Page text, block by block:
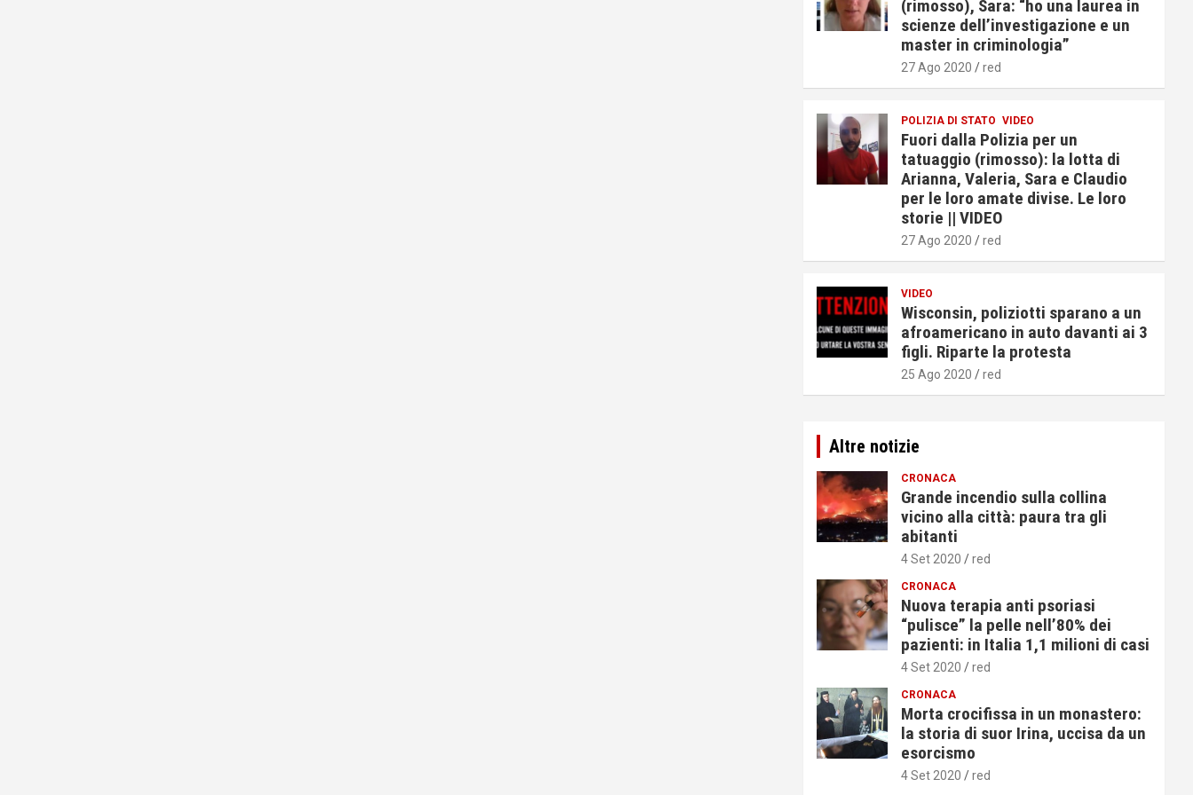
(rimosso), Sara: “ho una laurea in
scienze dell’investigazione e un
master in criminologia”
27 Ago 2020 red
POLIZIA DI STATO VIDEO
Fuori dalla Polizia per un
tatuaggio (rimosso): la lotta di
Arianna, Valeria, Sara e Claudio
per le loro amate divise. Le loro
storie || VIDEO
27 Ago 2020 red
VIDEO
Wisconsin, poliziotti sparano a un
afroamericano in auto davanti ai 3
figli. Riparte la protesta
25 Ago 2020 red
Altre notizie
CRONACA
Grande incendio sulla collina
vicino alla città: paura tra gli
abitanti
4 Set 2020 red
CRONACA
Nuova terapia anti psoriasi
“pulisce” la pelle nell’80% dei
pazienti: in Italia 1,1 milioni di casi
4 Set 2020 red
CRONACA
Morta crocifissa in un monastero:
la storia di suor Irina, uccisa da un
esorcismo
4 Set 2020 red